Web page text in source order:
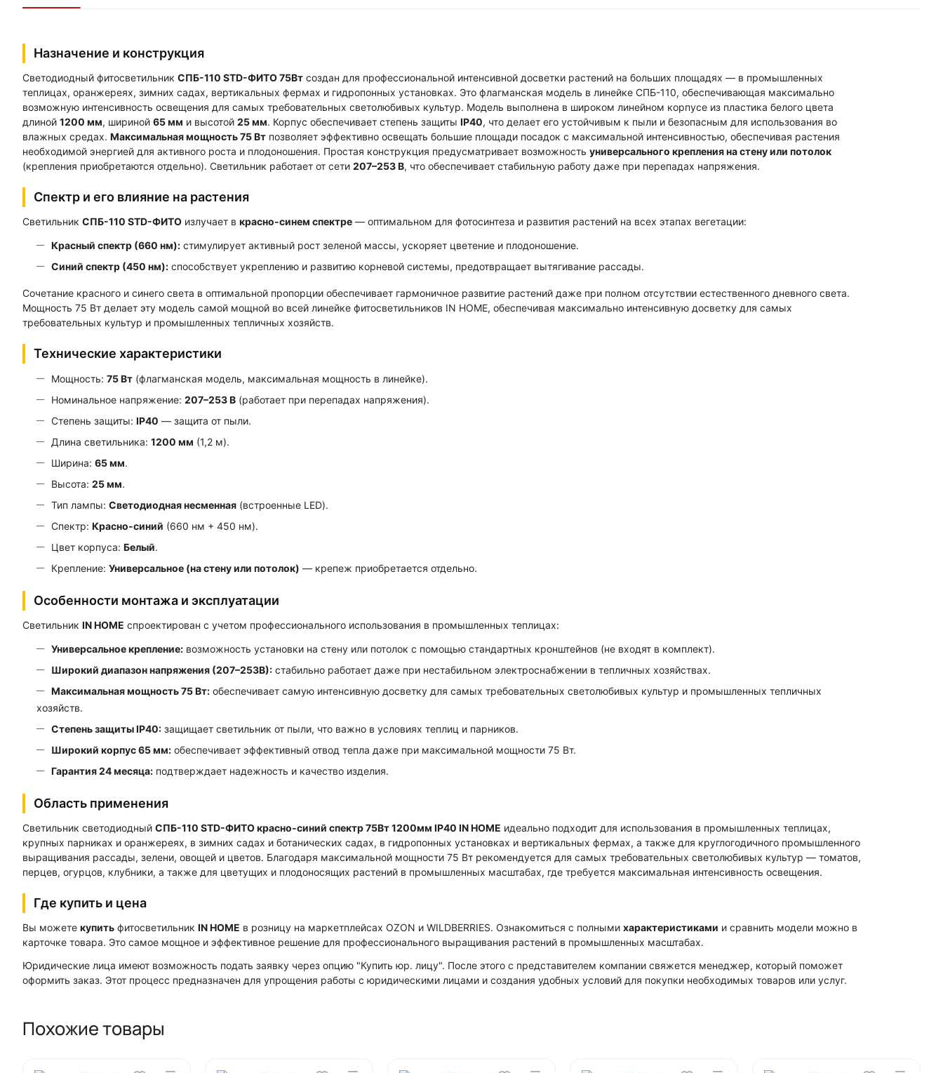
Назначение и конструкция
Светодиодный фитосветильник СПБ-110 STD-ФИТО 75Вт создан для профессиональной интенсивной досветки растений на больших площадях — в промышленных
теплицах, оранжереях, зимних садах, вертикальных фермах и гидропонных установках. Это флагманская модель в линейке СПБ-110, обеспечивающая максимально
возможную интенсивность освещения для самых требовательных светолюбивых культур. Модель выполнена в широком линейном корпусе из пластика белого цвета
длиной 1200 мм, шириной 65 мм и высотой 25 мм. Корпус обеспечивает степень защиты IP40, что делает его устойчивым к пыли и безопасным для использования во
влажных средах. Максимальная мощность 75 Вт позволяет эффективно освещать большие площади посадок с максимальной интенсивностью, обеспечивая растения
необходимой энергией для активного роста и плодоношения. Простая конструкция предусматривает возможность универсального крепления на стену или потолок
(крепления приобретаются отдельно). Светильник работает от сети 207–253 В, что обеспечивает стабильную работу даже при перепадах напряжения.
Спектр и его влияние на растения
Светильник СПБ-110 STD-ФИТО излучает в красно-синем спектре — оптимальном для фотосинтеза и развития растений на всех этапах вегетации:
Красный спектр (660 нм): стимулирует активный рост зеленой массы, ускоряет цветение и плодоношение.
Синий спектр (450 нм): способствует укреплению и развитию корневой системы, предотвращает вытягивание рассады.
Сочетание красного и синего света в оптимальной пропорции обеспечивает гармоничное развитие растений даже при полном отсутствии естественного дневного света.
Мощность 75 Вт делает эту модель самой мощной во всей линейке фитосветильников IN HOME, обеспечивая максимально интенсивную досветку для самых
требовательных культур и промышленных тепличных хозяйств.
Технические характеристики
Мощность: 75 Вт (флагманская модель, максимальная мощность в линейке).
Номинальное напряжение: 207–253 В (работает при перепадах напряжения).
Степень защиты: IP40 — защита от пыли.
Длина светильника: 1200 мм (1,2 м).
Ширина: 65 мм.
Высота: 25 мм.
Тип лампы: Светодиодная несменная (встроенные LED).
Спектр: Красно-синий (660 нм + 450 нм).
Цвет корпуса: Белый.
Крепление: Универсальное (на стену или потолок) — крепеж приобретается отдельно.
Особенности монтажа и эксплуатации
Светильник IN HOME спроектирован с учетом профессионального использования в промышленных теплицах:
Универсальное крепление: возможность установки на стену или потолок с помощью стандартных кронштейнов (не входят в комплект).
Широкий диапазон напряжения (207–253В): стабильно работает даже при нестабильном электроснабжении в тепличных хозяйствах.
Максимальная мощность 75 Вт: обеспечивает самую интенсивную досветку для самых требовательных светолюбивых культур и промышленных тепличных
хозяйств.
Степень защиты IP40: защищает светильник от пыли, что важно в условиях теплиц и парников.
Широкий корпус 65 мм: обеспечивает эффективный отвод тепла даже при максимальной мощности 75 Вт.
Гарантия 24 месяца: подтверждает надежность и качество изделия.
Область применения
Светильник светодиодный СПБ-110 STD-ФИТО красно-синий спектр 75Вт 1200мм IP40 IN HOME идеально подходит для использования в промышленных теплицах,
крупных парниках и оранжереях, в зимних садах и ботанических садах, в гидропонных установках и вертикальных фермах, а также для круглогодичного промышленного
выращивания рассады, зелени, овощей и цветов. Благодаря максимальной мощности 75 Вт рекомендуется для самых требовательных светолюбивых культур — томатов,
перцев, огурцов, клубники, а также для цветущих и плодоносящих растений в промышленных масштабах, где требуется максимальная интенсивность освещения.
Где купить и цена
Вы можете купить фитосветильник IN HOME в розницу на маркетплейсах OZON и WILDBERRIES. Ознакомиться с полными характеристиками и сравнить модели можно в
карточке товара. Это самое мощное и эффективное решение для профессионального выращивания растений в промышленных масштабах.
Юридические лица имеют возможность подать заявку через опцию "Купить юр. лицу". После этого с представителем компании свяжется менеджер, который поможет
оформить заказ. Этот процесс предназначен для упрощения работы с юридическими лицами и создания удобных условий для покупки необходимых товаров или услуг.
Похожие товары